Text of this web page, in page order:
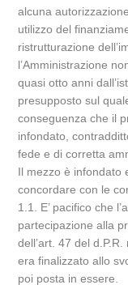
alcuna
utilizzo del
ristrutturazione
l’Amministrazione
quasi otto anni
presupposto sul
conseguenza che il
infondato,
fede e di corretta
Il mezzo è infondato
concordare con le
1.1. E’ pacifico che
partecipazione alla
dell’art. 47 del
era finalizzato allo
poi posta in essere.